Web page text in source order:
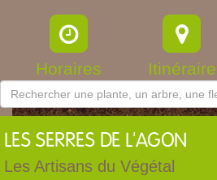
Horaires Itinéraire
LES SERRES DE L'AGON
Les Artisans du Végétal